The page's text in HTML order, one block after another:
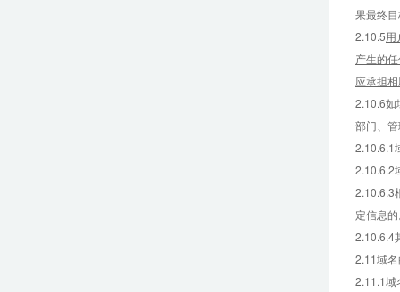
果最终
2.10.5用
产生的
应承担
2.10.6如
部门、
2.10.6.1
2.10.6.2
2.10.6.3
定信息
2.10.6.4
2.11域
2.11.1域